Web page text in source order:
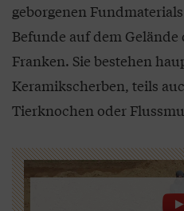
geborgenen
Befunde auf dem
Franken. Sie bestehen
Keramikscherben, teils
Tierknochen oder